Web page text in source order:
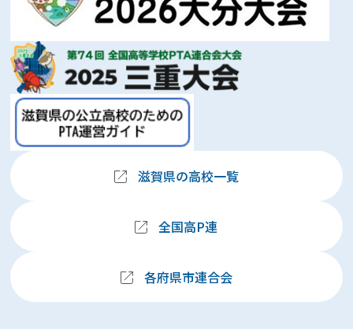
滋賀県の高校一覧
全国高P連
各府県市連合会